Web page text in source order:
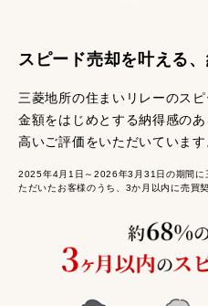
スピード売却を叶える
三菱地所の住まいリレーのス
金額をはじめとする納得感の
高いご評価をいただいています
2025年4月1日～2026年3月31日の期間に
ただいたお客様のうち、3か月以内に売買